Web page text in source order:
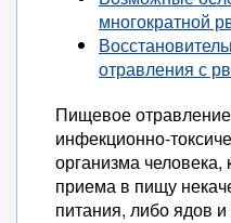
многократной
отравления с
Пищевое
инфекционно-
организма человека,
приема в пищу
питания, либо ядов